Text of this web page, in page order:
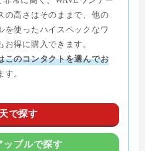
の高さはそのままで、他の
を使ったハイスペックなワ
得に購入できます。
このコンタクトを選んでお
す。
で探す
ップルで探す